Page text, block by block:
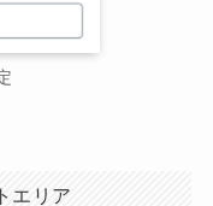
エリア